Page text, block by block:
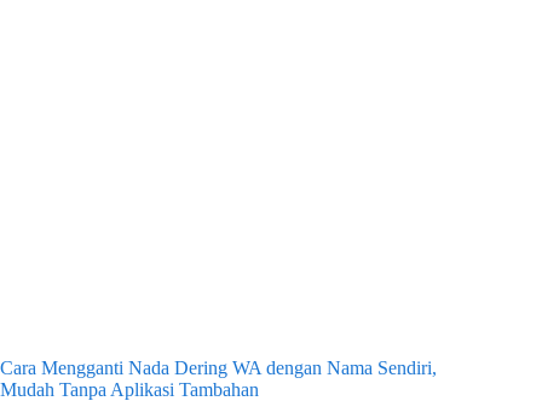
Cara Mengganti Nada Dering WA dengan Nama Sendiri,
Mudah Tanpa Aplikasi Tambahan